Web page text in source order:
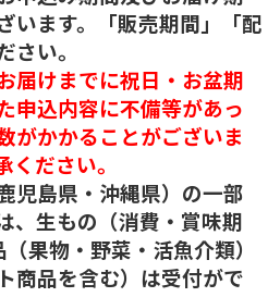
います。「販売期間」「配
さい。
届けまでに祝日・お盆期
申込内容に不備等があっ
がかかることがございま
ださい。
児島県・沖縄県）の一部
、生もの（消費・賞味期
果物・野菜・活魚介類）
商品を含む）は受付がで